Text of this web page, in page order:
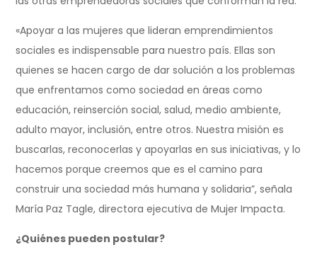
«Apoyar a las mujeres que lideran emprendimientos
sociales es indispensable para nuestro país. Ellas son
quienes se hacen cargo de dar solución a los problemas
que enfrentamos como sociedad en áreas como
educación, reinserción social, salud, medio ambiente,
adulto mayor, inclusión, entre otros. Nuestra misión es
buscarlas, reconocerlas y apoyarlas en sus iniciativas, y lo
hacemos porque creemos que es el camino para
construir una sociedad más humana y solidaria”, señala
María Paz Tagle, directora ejecutiva de Mujer Impacta.
¿Quiénes pueden postular?